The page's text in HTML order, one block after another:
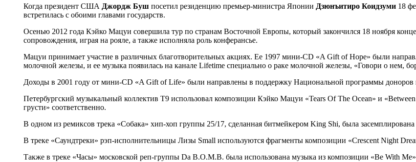
Когда президент США Джордж Буш посетил резиденцию премьер-министра Японии Дзюнъитиро Коидзуми 18
встретилась с обоими главами государств.
Осенью 2012 года Кэйко Мацуи совершила тур по странам Восточной Европы, который закончился 18 ноября
сопровождения, играя на рояле, а также исполняла роль конферансье.
Мацуи принимает участие в различных благотворительных акциях. Ее 1997 мини-CD «A Gift of Hope» были
молочной железы, и ее музыка появилась на канале Lifetime специально о раке молочной железы, «Говори о нем,
Доходы в 2001 году от мини-CD «A Gift of Life» были направлены в поддержку Национальной программы доноров
Петербургский музыкальный коллектив T9 использовал композиции Кэйко Мацуи «Tears Of The Ocean» и
грусти» соответственно.
В одном из ремиксов трека «Собака» хип-хоп группы 25/17, сделанная битмейкером King Shi, была
В треке «Саундтреки» рэп-исполнительницы Лизы Small используются фрагменты композиции «Crescent Night
Также в треке «Часы» московской реп-группы Da B.O.M.B. была использована музыка из композиции «Be With